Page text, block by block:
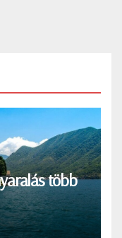
több